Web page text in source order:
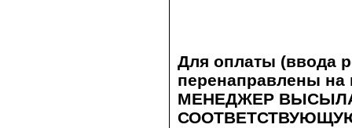
Для оплаты (ввода
перенаправлены
МЕНЕДЖЕР